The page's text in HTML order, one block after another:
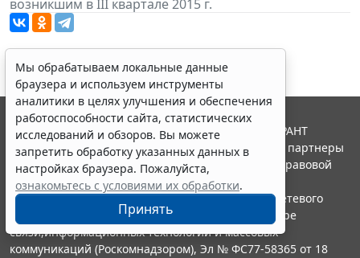
возникшим в III квартале 2015 г.
Мы обрабатываем локальные данные
браузера и используем инструменты
аналитики в целях улучшения и обеспечения
работоспособности сайта, статистических
исследований и обзоров. Вы можете
запретить обработку указанных данных в
настройках браузера. Пожалуйста,
ознакомьтесь с условиями их обработки.
Принять
© ООО "НПП "ГАРАНТ-СЕРВИС", 2026. Система ГАРАНТ
выпускается с 1990 года. Компания "Гарант" и ее партнеры
являются участниками Российской ассоциации правовой
информации ГАРАНТ.
Портал ГАРАНТ.РУ зарегистрирован в качестве сетевого
издания Федеральной службой по надзору в сфере
связи,информационных технологий и массовых
коммуникаций (Роскомнадзором), Эл № ФС77-58365 от 18